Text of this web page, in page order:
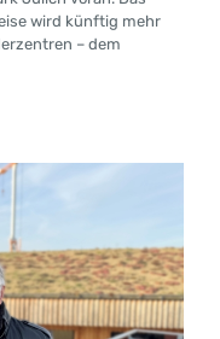
wird künftig mehr
– dem